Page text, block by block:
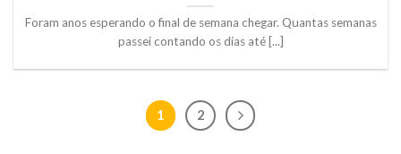
Foram anos esperando o final de semana chegar. Quantas semanas
passei contando os dias até [...]
1 2